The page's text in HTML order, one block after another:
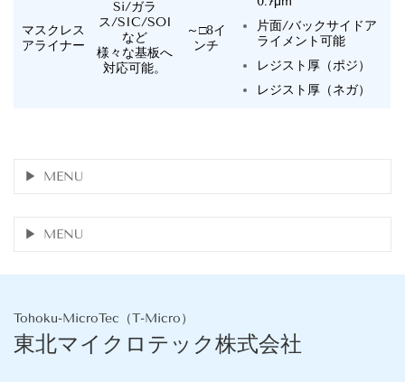
マスクレス
アライナー
Si/ガラ
ス/SIC/SOI
など
様々な基板へ
対応可能。
～□8イ
ンチ
片面/バックサイドア
ライメント可能
レジスト厚（ポジ）
レジスト厚（ネガ）
MENU
MENU
Tohoku-MicroTec（T-Micro）
東北マイクロテック株式会社